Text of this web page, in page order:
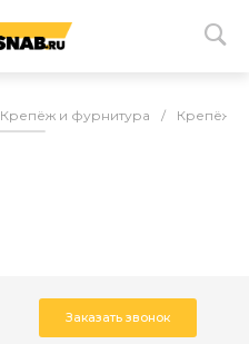
Крепёж и фурнитура / Крепёж
Заказать звонок